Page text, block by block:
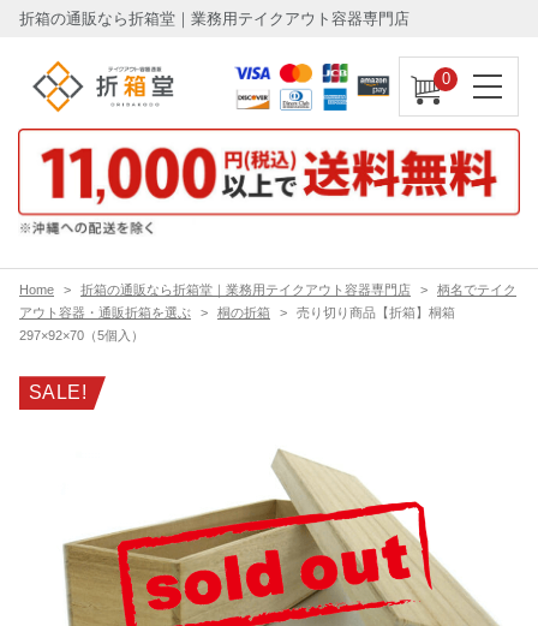
折箱の通販なら折箱堂｜業務用テイクアウト容器専門店
0
Home 折箱の通販なら折箱堂｜業務用テイクアウト容器専門店
柄名でテイク
アウト容器・通販折箱を選ぶ
桐の折箱
売り切り商品【折箱】桐箱
297×92×70（5個入）
SALE!